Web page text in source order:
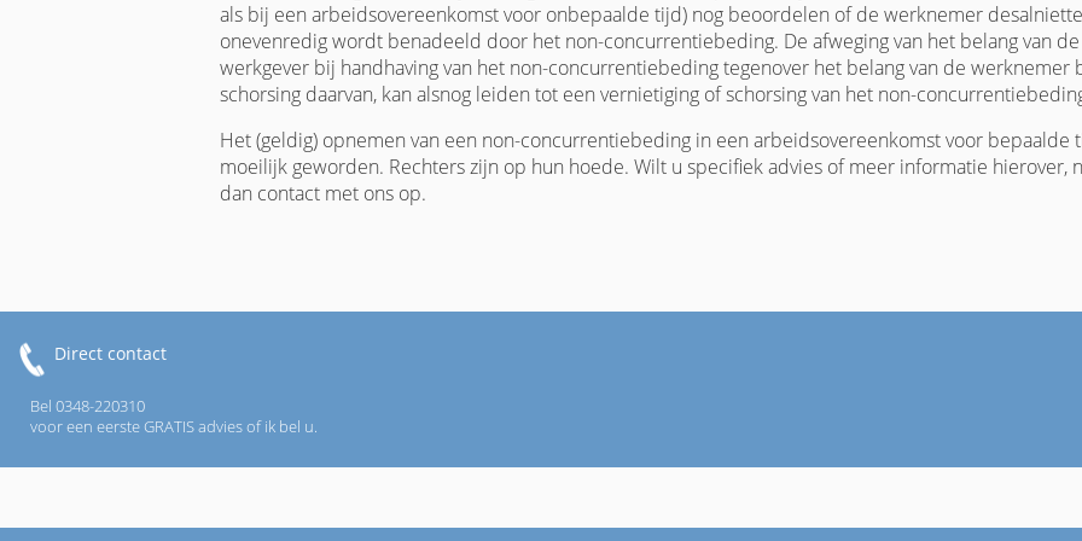
als bij een arbeidsovereenkomst voor onbepaalde tijd) nog beoordelen of de werknemer
onevenredig wordt benadeeld door het non-concurrentiebeding. De afweging van het belang van de
werkgever bij handhaving van het non-concurrentiebeding tegenover het belang van de werknemer
schorsing daarvan, kan alsnog leiden tot een vernietiging of schorsing van het non-
Het (geldig) opnemen van een non-concurrentiebeding in een arbeidsovereenkomst voor bepaalde
moeilijk geworden. Rechters zijn op hun hoede. Wilt u specifiek advies of meer informatie hierover,
dan contact met ons op.
Direct contact
Bel 0348-220310
voor een eerste GRATIS advies of ik bel u.